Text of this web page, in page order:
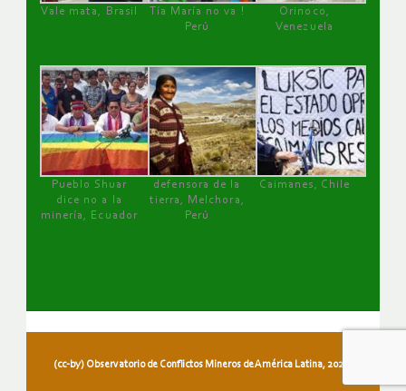
Vale mata, Brasil
Tía María no va !
Perú
Orinoco,
Venezuela
Pueblo Shuar
dice no a la
minería, Ecuador
defensora de la
tierra, Melchora,
Perú
Caimanes, Chile
(cc-by) Observatorio de Conflictos Mineros de América Latina, 2026